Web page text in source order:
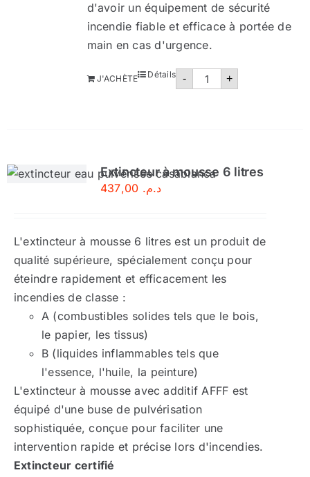
d'avoir un équipement de sécurité
incendie fiable et efficace à portée de
main en cas d'urgence.
- quantité
+
J'ACHÈTE Détails
Extincteur à mousse 6 litres
د.م.
L'extincteur à mousse 6 litres est un produit de
qualité supérieure, spécialement conçu pour
éteindre rapidement et efficacement les
incendies de classe :
A (combustibles solides tels que le bois,
le papier, les tissus)
B (liquides inflammables tels que
l'essence, l'huile, la peinture)
L'extincteur à mousse avec additif AFFF est
équipé d'une buse de pulvérisation
sophistiquée, conçue pour faciliter une
intervention rapide et précise lors d'incendies.
Extincteur certifié